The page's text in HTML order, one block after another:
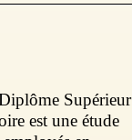
Supérieur
est une étude